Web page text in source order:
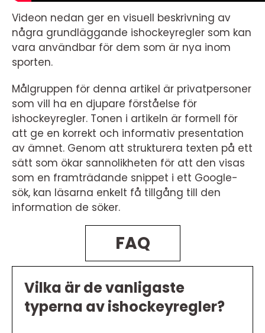
Videon nedan ger en visuell beskrivning av
några grundläggande ishockeyregler som kan
vara användbar för dem som är nya inom
sporten.
Målgruppen för denna artikel är privatpersoner
som vill ha en djupare förståelse för
ishockeyregler. Tonen i artikeln är formell för
att ge en korrekt och informativ presentation
av ämnet. Genom att strukturera texten på ett
sätt som ökar sannolikheten för att den visas
som en framträdande snippet i ett Google-
sök, kan läsarna enkelt få tillgång till den
information de söker.
FAQ
Vilka är de vanligaste
typerna av ishockeyregler?